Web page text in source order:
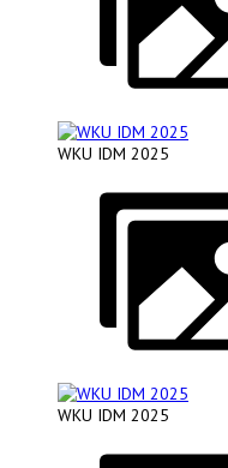
WKU IDM 2025
WKU IDM 2025